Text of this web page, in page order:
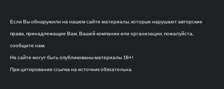
Если Вы обнаружили на нашем сайте материалы, которые нарушают авторские
права, принадлежащие Вам, Вашей компании или организации, пожалуйста,
сообщите нам.
На сайте могут быть опубликованы материалы 18+!
При цитировании ссылка на источник обязательна.